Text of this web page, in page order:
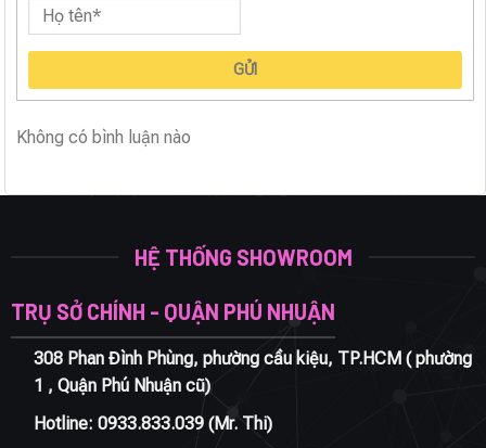
GỬI
Không có bình luận nào
HỆ THỐNG SHOWROOM
TRỤ SỞ CHÍNH - QUẬN PHÚ NHUẬN
308 Phan Đình Phùng, phường cầu kiệu, TP.HCM ( phường
1 , Quận Phú Nhuận cũ)
Hotline: 0933.833.039(Mr. Thi)